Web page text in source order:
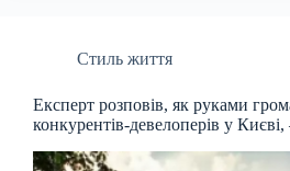
Стиль життя
Експерт розповів, як руками
конкурентів-девелоперів у